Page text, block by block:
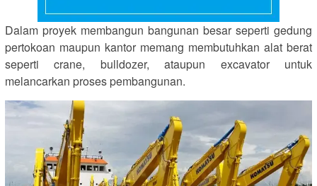
Dalam proyek membangun bangunan besar seperti gedung
pertokoan maupun kantor memang membutuhkan alat berat
seperti crane, bulldozer, ataupun excavator untuk
melancarkan proses pembangunan.